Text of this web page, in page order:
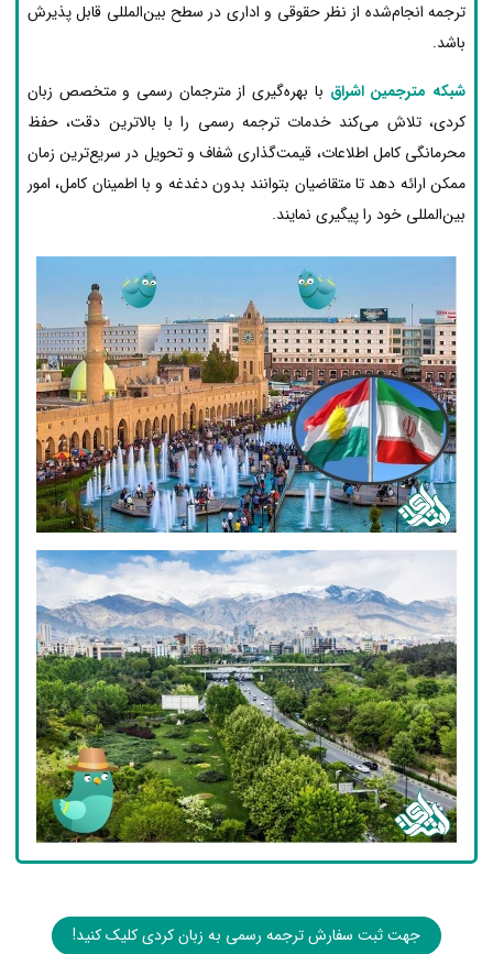
ترجمه انجام‌شده از نظر حقوقی و اداری در سطح بین‌المللی قابل پذیرش
باشد.
شبکه مترجمین اشراق با بهره‌گیری از مترجمان رسمی و متخصص زبان
کردی، تلاش می‌کند خدمات ترجمه رسمی را با بالاترین دقت، حفظ
محرمانگی کامل اطلاعات، قیمت‌گذاری شفاف و تحویل در سریع‌ترین زمان
ممکن ارائه دهد تا متقاضیان بتوانند بدون دغدغه و با اطمینان کامل، امور
بین‌المللی خود را پیگیری نمایند.
جهت ثبت سفارش ترجمه رسمی به زبان کردی کلیک کنید!